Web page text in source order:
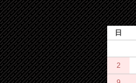
日
2